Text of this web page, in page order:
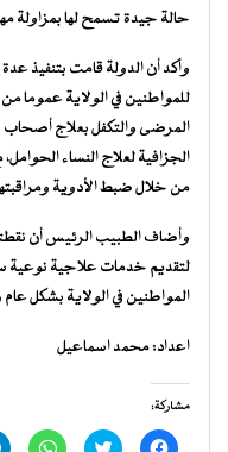
حالة جيدة تسمح لها بمزاولة
وأكد أن الدولة قامت بتنفيذ
للمواطنين في الولاية عموما من
المرضى والتكفل بعلاج
الجزافية لعلاج النساء
من خلال ضبط الأدوية
وأضاف الطبيب الرئيس أن
لتقديم خدمات علاجية نوعية
المواطنين في الولاية بشكل
اعداد: محمد اسماعيل
مشاركة:
انقر اضغط انقر